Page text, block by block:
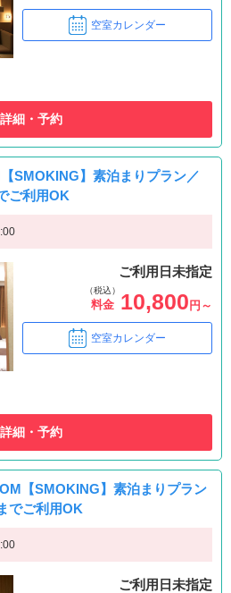
空室カレンダー
詳細・予約
SMOKING】素泊まりプラン／
ご利用OK
ご利用日未指定
（税込）
料金 10,800 円～
空室カレンダー
詳細・予約
【SMOKING】素泊まりプラン
でご利用OK
ご利用日未指定